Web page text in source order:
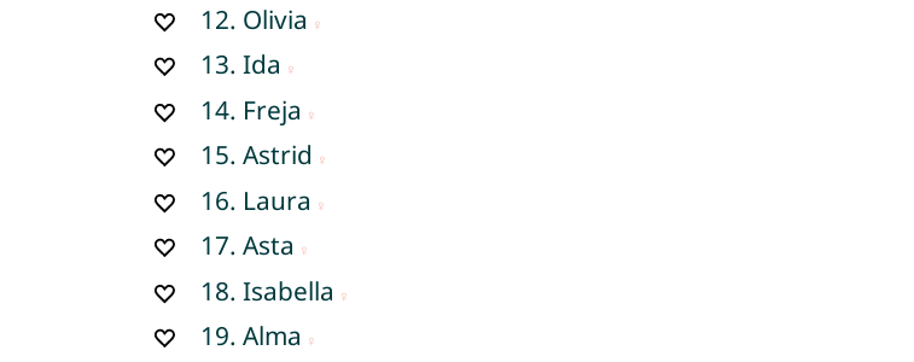
12. Olivia
13.Ida
14. Freja
15.Astrid
16. Laura
17.Asta
18.Isabella
19.Alma